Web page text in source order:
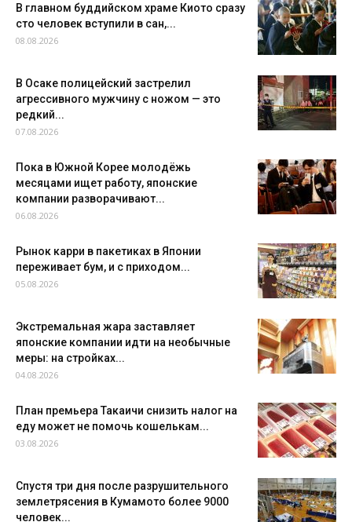
В главном буддийском храме Киото сразу
сто человек вступили в сан,...
08.08.2026
В Осаке полицейский застрелил
агрессивного мужчину с ножом — это
редкий...
07.08.2026
Пока в Южной Корее молодёжь
месяцами ищет работу, японские
компании разворачивают...
06.08.2026
Рынок карри в пакетиках в Японии
переживает бум, и с приходом...
05.08.2026
Экстремальная жара заставляет
японские компании идти на необычные
меры: на стройках...
04.08.2026
План премьера Такаичи снизить налог на
еду может не помочь кошелькам...
03.08.2026
Спустя три дня после разрушительного
землетрясения в Кумамото более 9000
человек...